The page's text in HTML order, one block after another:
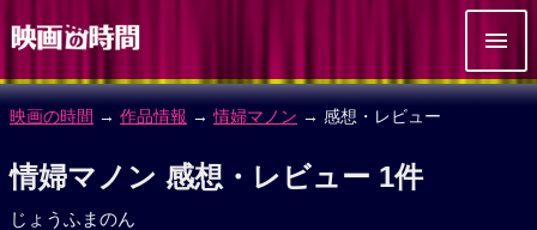
映画の時間 → 作品情報 →情婦マノン → 感想・レビュー
情婦マノン 感想・レビュー 1件
じょうふまのん